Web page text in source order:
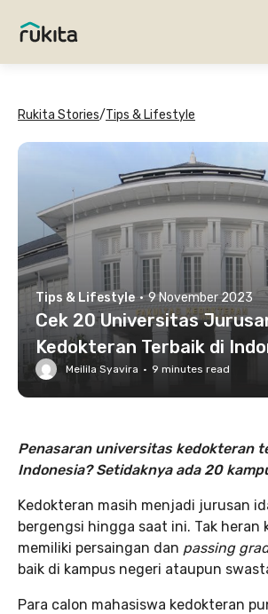
Rukita Stories/Tips & Lifestyle
Tips & Lifestyle · 9 November 2023
Cek 20 Universitas
Kedokteran Terbaik di
Meilila Syavira · 9 minutes read
Penasaran universitas kedokteran
Indonesia? Setidaknya ada 20
Kedokteran masih menjadi jurusan
bergengsi hingga saat ini. Tak heran
memiliki persaingan dan passing
baik di kampus negeri ataupun
Para calon mahasiswa kedokteran